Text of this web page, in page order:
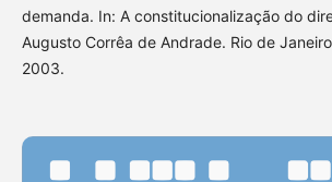
demanda. In: A constitucionalização do
Augusto Corrêa de Andrade. Rio de
2003.